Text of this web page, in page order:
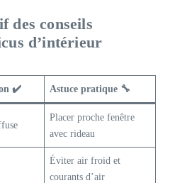
des conseils
d’intérieur
✔️ Astuce pratique 🔧
Placer proche fenêtre
avec rideau
Éviter air froid et
courants d’air